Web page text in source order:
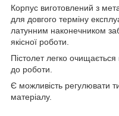
Корпус виготовлений з
для довгого терміну
латунним наконечником
якісної роботи.
Пістолет легко очищається
до роботи.
Є можливість регулювати
матеріалу.